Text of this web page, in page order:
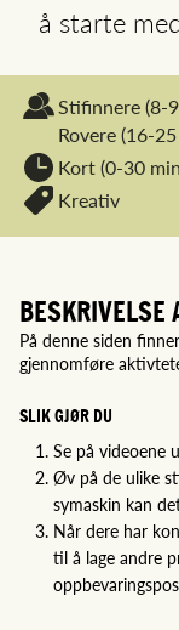
å starte
Stifinnere(8-
Rovere(16-
Kort (0-30
Kreativ
BESKRIVELSE
På denne siden
gjennomføre
SLIK GJØR DU
Se på videoene
Øv på de ulike
symaskin kan
Når dere har
til å lage andre